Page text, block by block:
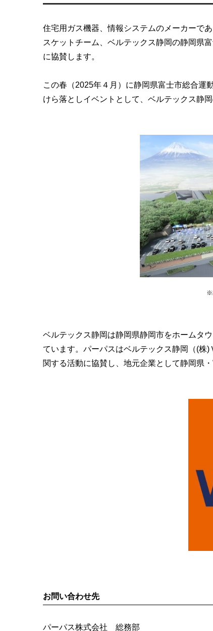
住宅用ガス機器、情報システムのメーカーで
スケットチーム、ベルテックス静岡の静岡県
に協賛します。
この春（2025年４月）に静岡県富士市総合運
けら落としイベントとして、ベルテックス静
※
ベルテックス静岡は静岡県静岡市をホームタ
ています。パーパスはベルテックス静岡（(株
関する活動に協賛し、地元企業として静岡県
お問い合わせ先
パーパス株式会社 総務部